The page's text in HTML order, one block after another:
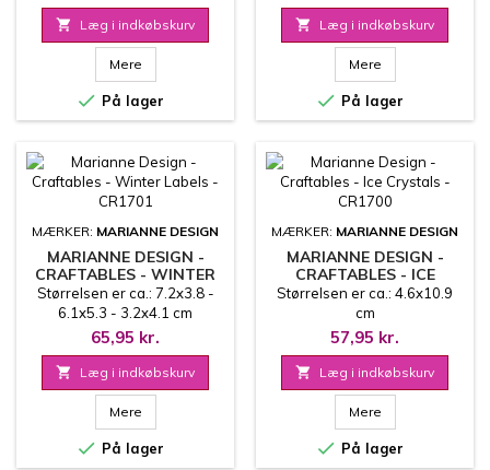
 Læg i indkøbskurv
Mere
 På lager
 Læg i indkøbskurv
Mere
 På lager
MÆRKER: MARIANNE DESIGN
MARIANNE DESIGN -
CRAFTABLES - WINTER
LABELS - CR1701
Størrelsen er ca.: 7.2x3.8 -
6.1x5.3 - 3.2x4.1 cm
65,95 kr.
 Læg i indkøbskurv
Mere
 På lager
MÆRKER: MARIANNE DESIGN
MARIANNE DESIGN -
CRAFTABLES - ICE
CRYSTALS - CR1700
Størrelsen er ca.: 4.6x10.9
cm
57,95 kr.
 Læg i indkøbskurv
Mere
 På lager